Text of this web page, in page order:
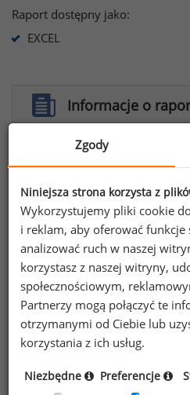
Raport dostępny jako:
EXCEL
Informacje o
O raporcie
Struktura raportu
Warunki korzystania z
Opcje zakupu
1 000 PLN + 23% VAT
Kup
Zgody
Niniejsza strona korzysta z
Wykorzystujemy pliki cookie
i reklam, aby oferować funkcje
analizować ruch w naszej
korzystasz z naszej witryny,
społecznościowym,
Partnerzy mogą połączyć te
otrzymanymi od Ciebie lub
korzystania z ich usług.
Niezbędne Preferencje